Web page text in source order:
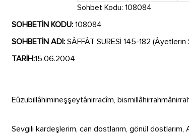
Sohbet Kodu: 108084
SOHBETİN KODU:108084
SOHBETİN ADI: SÂFFÂT SURESİ 145-182 (Âyetlerin
TARİH:15.06.2004
Eûzubillâhimineşşeytânirracîm,
Sevgili kardeşlerim, can dostlarım, gönül